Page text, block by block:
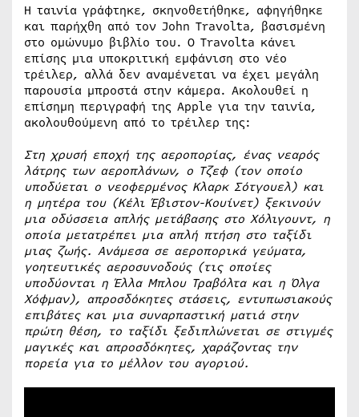
Η ταινία γράφτηκε, σκηνοθετήθηκε, αφηγήθηκε
και παρήχθη από τον John Travolta, βασισμένη
στο ομώνυμο βιβλίο του. Ο Travolta κάνει
επίσης μια υποκριτική εμφάνιση στο νέο
τρέιλερ, αλλά δεν αναμένεται να έχει μεγάλη
παρουσία μπροστά στην κάμερα. Ακολουθεί η
επίσημη περιγραφή της Apple για την ταινία,
ακολουθούμενη από το τρέιλερ της:
Στη χρυσή εποχή της αεροπορίας, ένας νεαρός
λάτρης των αεροπλάνων, ο Τζεφ (τον οποίο
υποδύεται ο νεοφερμένος Κλαρκ Σότγουελ) και
η μητέρα του (Κέλι Έβιστον-Κουίνετ) ξεκινούν
μια οδύσσεια απλής μετάβασης στο Χόλιγουντ, η
οποία μετατρέπει μια απλή πτήση στο ταξίδι
μιας ζωής. Ανάμεσα σε αεροπορικά γεύματα,
γοητευτικές αεροσυνοδούς (τις οποίες
υποδύονται η Έλλα Μπλου Τραβόλτα και η Όλγα
Χόφμαν), απροσδόκητες στάσεις, εντυπωσιακούς
επιβάτες και μια συναρπαστική ματιά στην
πρώτη θέση, το ταξίδι ξεδιπλώνεται σε στιγμές
μαγικές και απροσδόκητες, χαράζοντας την
πορεία για το μέλλον του αγοριού.